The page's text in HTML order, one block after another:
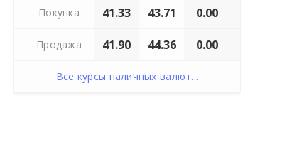
Покупка 41.33 43.71 0.00
Продажа 41.90 44.36 0.00
Все курсы наличных валют...